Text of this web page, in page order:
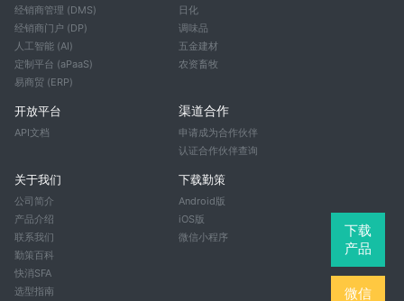
经销商管理 (DMS)
经销商门户 (DP)
人工智能 (AI)
定制平台 (aPaaS)
易商贸 (ERP)
日化
调味品
五金建材
农资畜牧
开放平台
API文档
渠道合作
申请成为合作伙伴
认证合作伙伴查询
关于我们
公司简介
产品介绍
联系我们
勤策百科
快消SFA
选型指南
下载勤策
Android版
iOS版
微信小程序
下载
产品
微信